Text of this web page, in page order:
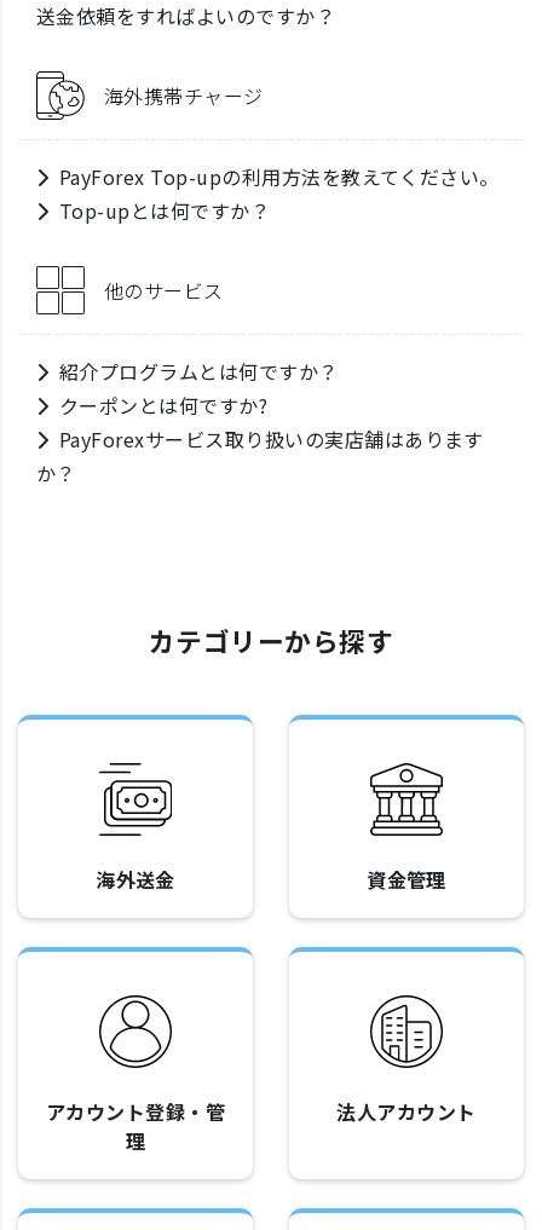
送金依頼をすればよいのですか？
海外携帯チャージ
PayForex Top-upの利用方法を教えてください。
Top-upとは何ですか？
他のサービス
紹介プログラムとは何ですか？
クーポンとは何ですか?
PayForexサービス取り扱いの実店舗はあります
か？
カテゴリーから探す
海外送金 資金管理
アカウント登録・管
理
法人アカウント